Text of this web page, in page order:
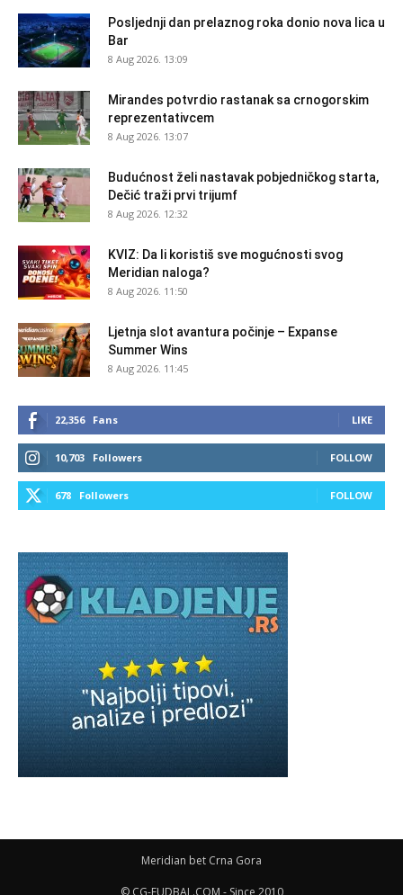
Posljednji dan prelaznog roka donio nova lica u
Bar
8 Aug 2026. 13:09
Mirandes potvrdio rastanak sa crnogorskim
reprezentativcem
8 Aug 2026. 13:07
Budućnost želi nastavak pobjedničkog starta,
Dečić traži prvi trijumf
8 Aug 2026. 12:32
KVIZ: Da li koristiš sve mogućnosti svog
Meridian naloga?
8 Aug 2026. 11:50
Ljetnja slot avantura počinje – Expanse
Summer Wins
8 Aug 2026. 11:45
22,356 Fans LIKE
10,703 Followers FOLLOW
678 Followers FOLLOW
Meridian bet Crna Gora